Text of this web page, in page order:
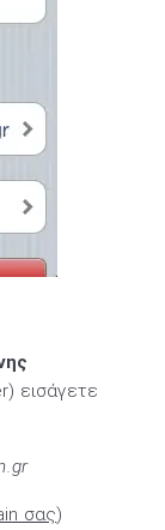
εισάγετε
σας)